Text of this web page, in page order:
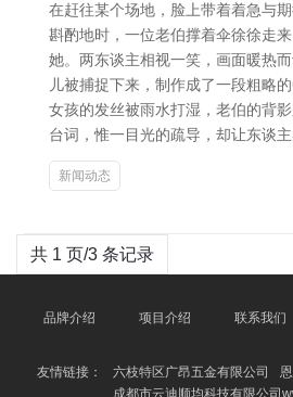
在赶往某个场地，脸上带着着急与
斟酌地时，一位老伯撑着伞徐徐走
她。两东谈主相视一笑，画面暖热
儿被捕捉下来，制作成了一段粗略
女孩的发丝被雨水打湿，老伯的背
台词，惟一目光的疏导，却让东谈
新闻动态
共 1 页/3 条记录
品牌介绍 项目介绍 联系我们
友情链接： 六枝特区广昂五金有限公司
成都市云迪顺均科技有限公司